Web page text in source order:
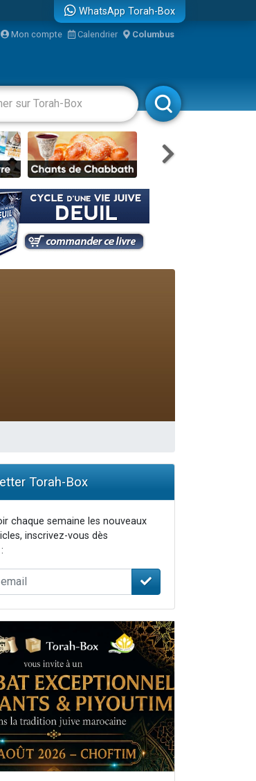
WhatsApp Torah-Box
Mon compte Calendrier Columbus
Livres Rabbanim
Torah-Box
chaque semaine les nouveaux
inscrivez-vous dès